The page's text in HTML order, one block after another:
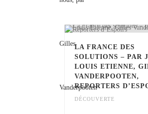
LA FRANCE DES
SOLUTIONS – PAR
LOUIS ETIENNE,
VANDERPOOTEN,
REPORTERS
DÉCOUVERTE